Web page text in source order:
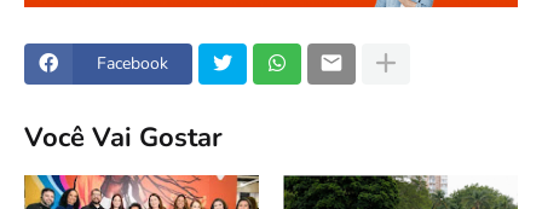
Facebook
Você Vai Gostar